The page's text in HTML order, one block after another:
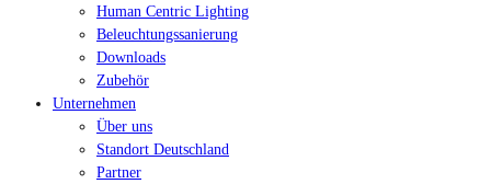
Human Centric Lighting
Beleuchtungssanierung
Downloads
Zubehör
Unternehmen
Über uns
Standort Deutschland
Partner